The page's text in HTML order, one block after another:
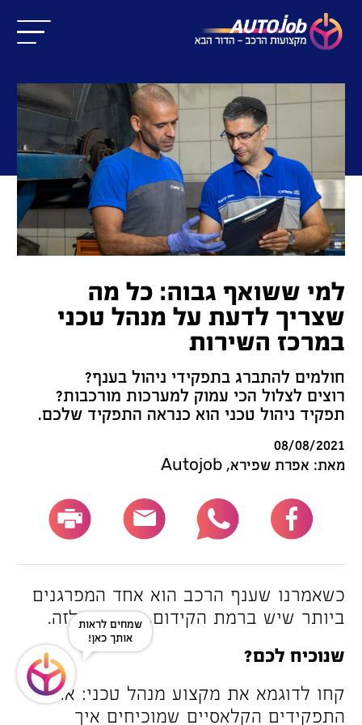
למי ששואף גבוה: כל מה
שצריך לדעת על מנהל טכני
במרכז השירות
חולמים להתברג בתפקידי ניהול בענף?
רוצים לצלול הכי עמוק למערכות מורכבות?
תפקיד ניהול טכני הוא כנראה התפקיד שלכם.
08/08/2021
מאת: אפרת שפירא, Autojob
כשאמרנו שענף הרכב הוא אחד המפרגנים
ביותר שיש ברמת הקידום, התכוונו לזה.
שנוכיח לכם?
קחו לדוגמא את מקצוע מנהל טכני: אחד
התפקידים הקלאסיים שמוכיחים איך
שמחים לראות
אותך כאן!